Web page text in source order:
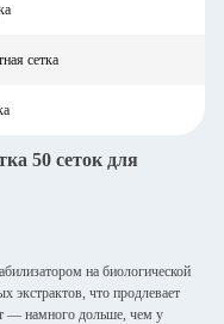
сетка
50 сеток для
на биологической
экстрактов, что продлевает
— намного дольше, чем у